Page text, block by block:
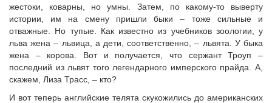
жестоки, коварны, но умны. Затем, по какому-то выверту
истории, им на смену пришли быки – тоже сильные и
отважные. Но тупые. Как известно из учебников зоологии, у
льва жена – львица, а дети, соответственно, – львята. У быка
жена – корова. Вот и получается, что сержант Троуп –
последний из львят того легендарного имперского прайда. А,
скажем, Лиза Трасс, – кто?
И вот теперь английские телята скукожились до американских